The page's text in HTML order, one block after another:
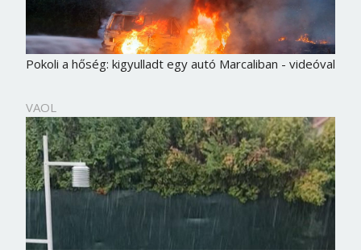
Pokoli a hőség: kigyulladt egy autó Marcaliban - videóval
VAOL